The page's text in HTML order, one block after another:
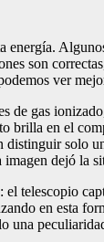
son
ver
gas
brilla en el
dejó la
telescopio
en esta
una